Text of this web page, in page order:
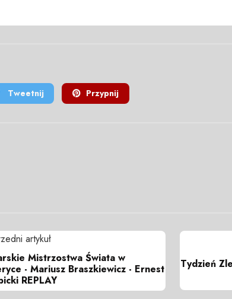
Tweetnij Przypnij
artykuł
Mistrzostwa Świata w
- Mariusz Braszkiewicz - Ernest
REPLAY
Tydzień